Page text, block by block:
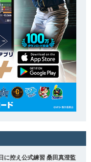
に控え公式練習 桑田真澄監